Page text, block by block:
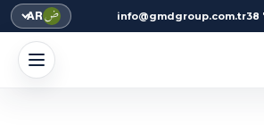
info@gmdgroup.com.tr
AR